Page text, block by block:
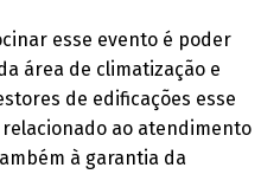
esse evento é poder
área de climatização e
de edificações esse
ao atendimento
à garantia da